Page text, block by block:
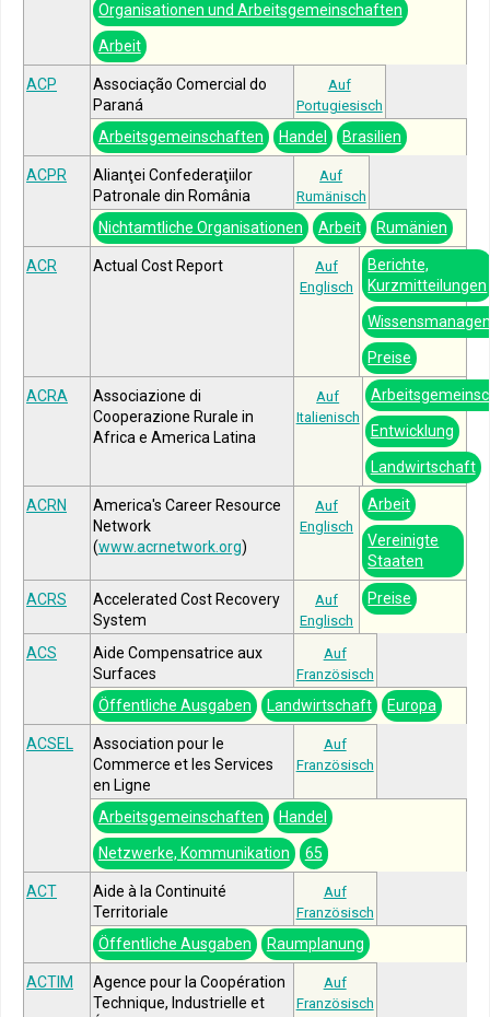
Organisationen und Arbeitsgemeinschaften
Arbeit
ACP
Associação Comercial do
Paraná
Auf
Portugiesisch
Arbeitsgemeinschaften Handel Brasilien
ACPR
Alianţei Confederaţiilor
Patronale din România
Auf
Rumänisch
Nichtamtliche Organisationen Arbeit Rumänien
ACR Actual Cost Report
Auf
Englisch
Berichte,
Kurzmitteilungen
Preise
ACRA
Associazione di
Cooperazione Rurale in
Africa e America Latina
Auf
Italienisch
Entwicklung
Landwirtschaft
ACRN
America's Career Resource
Network
(www.acrnetwork.org)
Auf
Englisch
Arbeit
Vereinigte
Staaten
ACRS
Accelerated Cost Recovery
System
Auf
Englisch
Preise
ACS
Aide Compensatrice aux
Surfaces
Auf
Französisch
Öffentliche Ausgaben Landwirtschaft Europa
ACSEL
Association pour le
Commerce et les Services
en Ligne
Auf
Französisch
Arbeitsgemeinschaften Handel
Netzwerke, Kommunikation 65
ACT
Aide à la Continuité
Territoriale
Auf
Französisch
Öffentliche Ausgaben Raumplanung
ACTIM
Agence pour la Coopération
Technique, Industrielle et
Auf
Französisch